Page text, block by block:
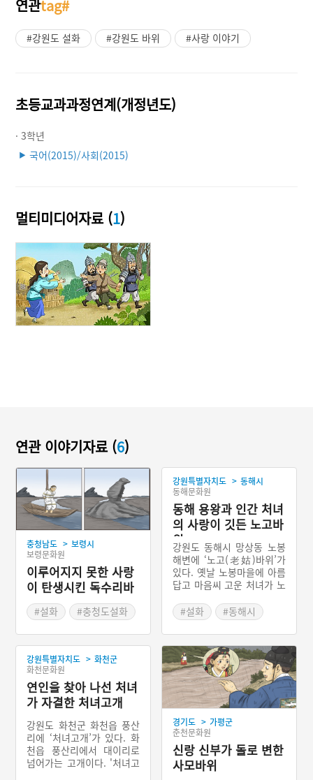
연관tag#
#강원도 설화 #강원도 바위 #사랑 이야기
초등교과과정연계(개정년도)
· 3학년
▶ 국어(2015)/사회(2015)
멀티미디어자료 (1)
연관 이야기자료 (6)
충청남도 > 보령시
보령문화원
이루어지지 못한 사랑
이 탄생시킨 독수리바
위#설화 #충청도설화
강원특별자치도 > 동해시
동해문화원
동해 용왕과 인간 처녀
의 사랑이 깃든 노고바
위
강원도 동해시 망상동 노봉
해변에 ‘노고(老姑)바위’가
있다. 옛날 노봉마을에 아름
답고 마음씨 고운 처녀가 노
부모를 모시는데 지극 정성
이었다. 처녀에 대한 소문은
동해에 살고 있는 용왕도 듣
게 되었다. 동해 용왕이 처
녀를 보기 위해 육지로 나왔
다가 처녀와 사랑에 빠졌다.
용왕은 처녀를 용궁으로 데
려가려 하였는데, 처녀의 노
부모가 막았다. 하늘이 천둥
과 벼락을 내려 노부모를 하
늘로 데려가고, 용왕은 처녀
와 함께 동해의 용궁으로 갈
수 있었다.
#설화
#동해시
#강원도 바위
강원특별자치도 > 화천군
화천문화원
연인을 찾아 나선 처녀
가 자결한 처녀고개
강원도 화천군 화천읍 풍산
리에 ‘처녀고개’가 있다. 화
천읍 풍산리에서 대이리로
넘어가는 고개이다. '처녀고
경기도 > 가평군
춘천문화원
신랑 신부가 돌로 변한
사모바위